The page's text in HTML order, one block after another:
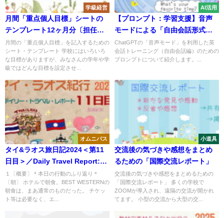
学級経営
月間「重点個人目標」シートの
テンプレート12ヶ月分〔担任セ
ット〕
月間の「重点個人目標」を記入するための
シート・テンプレート 学校にはいろいろ
な目標がありますが、みなさんの学年や学
級ではどんな目標を設定させ...
AI活用
【プロンプト：学習支援】音声
モードによる「自由会話形式」
の英会話トレーニング
ChatGPTの「音声モード」を利用した英
会話トレーニング（自由会話編）のための
プロンプトについて紹介します。...
オムニバス
タイ&ラオス旅日記2024＜第11
日目＞／Daily Travel Report:
Day11
１〔概要〕＊本日の行動のふり返り＊
〔朝〕 ホテルで朝食。BEST WESTERNの
朝食は、まあ通常のものだった。 チケッ
ト等は必要なく、エ...
小道具
交流後の気づきや感想をまとめ
るための「国際交流レポート」
交流後の気づきや感想をまとめるための
「国際交流レポート」 多くの学校で
ZOOMが導入され、遠隔の交流が開かれ
てます。 小型の交流から大型の交...